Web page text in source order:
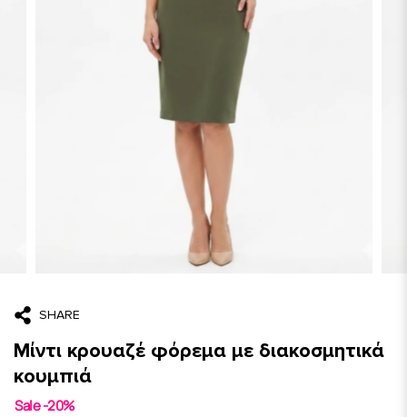
SHARE
Μίντι κρουαζέ φόρεμα με διακοσμητικά
κουμπιά
Sale -20%